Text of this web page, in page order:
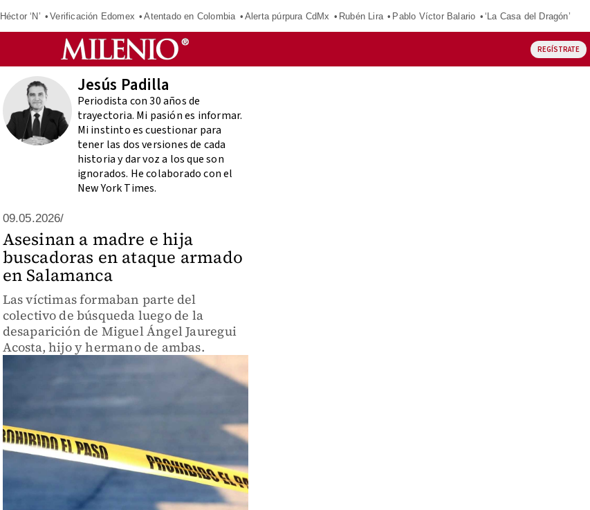
Héctor ‘N’ Verificación Edomex Atentado en Colombia Alerta púrpura CdMx Rubén Lira Pablo Víctor Balario ‘La Casa del Dragón’
REGÍSTRATE
Jesús Padilla
Periodista con 30 años de
trayectoria. Mi pasión es informar.
Mi instinto es cuestionar para
tener las dos versiones de cada
historia y dar voz a los que son
ignorados. He colaborado con el
New York Times.
09.05.2026/
Asesinan a madre e hija
buscadoras en ataque armado
en Salamanca
Las víctimas formaban parte del
colectivo de búsqueda luego de la
desaparición de Miguel Ángel Jauregui
Acosta, hijo y hermano de ambas.